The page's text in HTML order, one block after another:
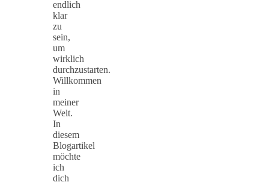
endlich
klar
zu
sein,
um
wirklich
durchzustarten.
Willkommen
in
meiner
Welt.
In
diesem
Blogartikel
möchte
ich
dich